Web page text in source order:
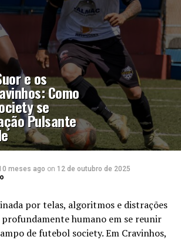
e os
Como
se
Pulsante
meses ago on 12 de outubro de 2025
por telas, algoritmos e distrações
humano em se reunir
de futebol society. Em Cravinhos,